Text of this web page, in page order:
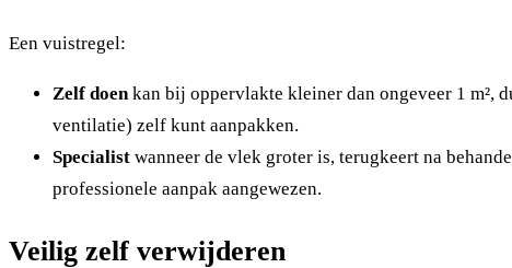
Een vuistregel:
Zelf doen kan bij oppervlakte kleiner dan ongeveer 1 m²,
ventilatie) zelf kunt aanpakken.
Specialist wanneer de vlek groter is, terugkeert na
professionele aanpak aangewezen.
Veilig zelf verwijderen